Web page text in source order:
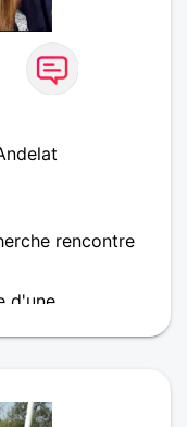
rencontre
d'une